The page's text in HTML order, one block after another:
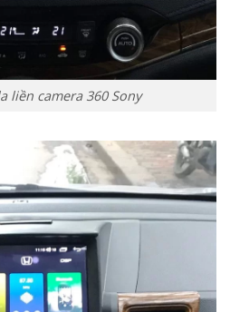
liền camera 360 Sony